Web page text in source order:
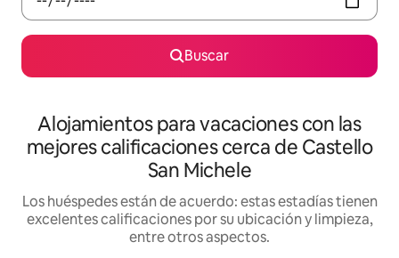
Buscar
Alojamientos para vacaciones con las
mejores calificaciones cerca de Castello
San Michele
Los huéspedes están de acuerdo: estas estadías tienen
excelentes calificaciones por su ubicación y limpieza,
entre otros aspectos.